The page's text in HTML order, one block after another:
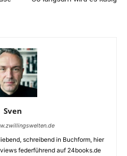
Sven
schreibend in Buchform, hier
federführend auf 24books.de